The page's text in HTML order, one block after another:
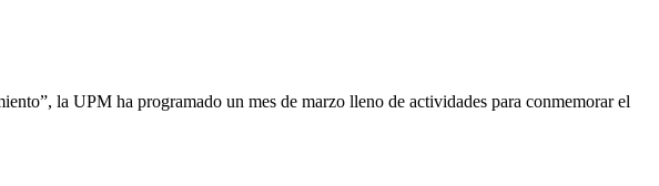
la UPM ha programado un mes de marzo lleno de actividades para conmemorar el